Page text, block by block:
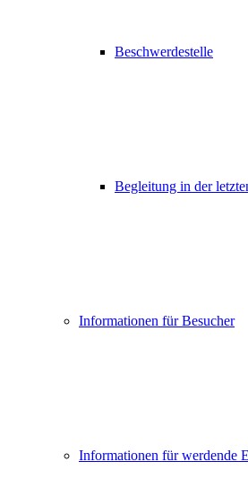
Beschwerdestelle
Begleitung in der
Informationen für Besucher
Informationen für werdende